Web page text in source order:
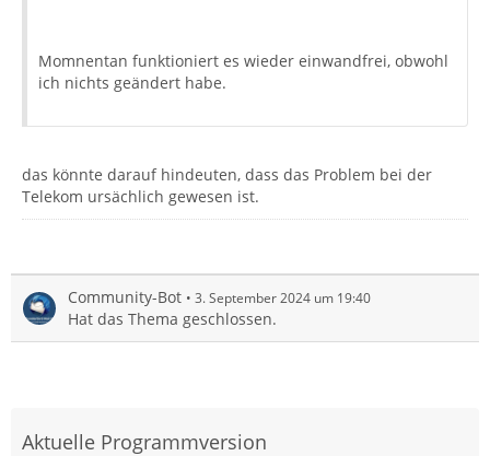
Momnentan funktioniert es wieder einwandfrei, obwohl
ich nichts geändert habe.
das könnte darauf hindeuten, dass das Problem bei der
Telekom ursächlich gewesen ist.
Community-Bot 3. September 2024 um 19:40
Hat das Thema geschlossen.
Aktuelle Programmversion